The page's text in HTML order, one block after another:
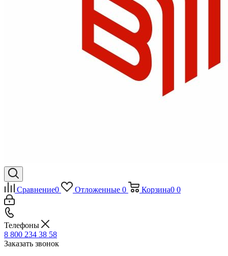
Сравнение0 Отложенные 0 Корзина0 0
Телефоны
8 800 234 38 58
Заказать звонок